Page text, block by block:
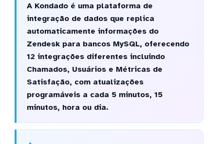
A Kondado é uma plataforma de
integração de dados que replica
automaticamente informações do
Zendesk para bancos MySQL, oferecendo
12 integrações diferentes incluindo
Chamados, Usuários e Métricas de
Satisfação, com atualizações
programáveis a cada 5 minutos, 15
minutos, hora ou dia.